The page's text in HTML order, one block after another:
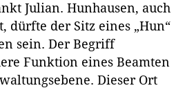
Julian. Hunhausen, auch
dürfte der Sitz eines „Hun“
sein. Der Begriff
Funktion eines Beamten
Dieser Ort